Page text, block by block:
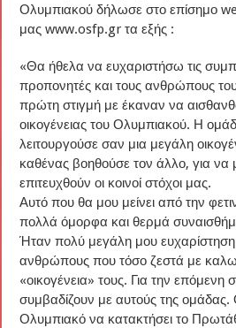
Ολυμπιακού δήλωσε στο επίσημο
μας www.osfp.gr τα εξής :
«Θα ήθελα να ευχαριστήσω τις
προπονητές και τους ανθρώπους
πρώτη στιγμή με έκαναν να
οικογένειας του Ολυμπιακού. Η
λειτουργούσε σαν μια μεγάλη
καθένας βοηθούσε τον άλλο, για
επιτευχθούν οι κοινοί στόχοι μας.
Αυτό που θα μου μείνει από την
πολλά όμορφα και θερμά
Ήταν πολύ μεγάλη μου
ανθρώπους που τόσο ζεστά με
«οικογένεια» τους. Για την επόμενη
συμβαδίζουν με αυτούς της
Ολυμπιακό να κατακτήσει το